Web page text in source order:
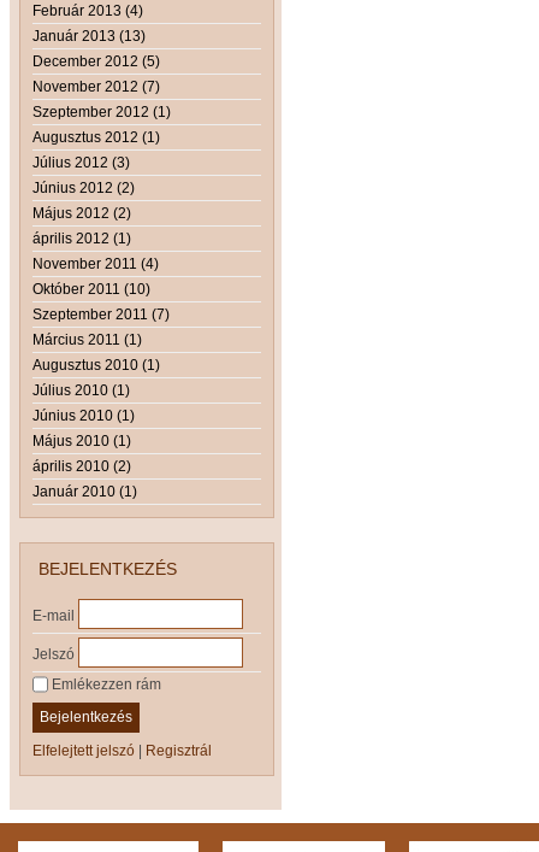
Február 2013 (4)
Január 2013 (13)
December 2012 (5)
November 2012 (7)
Szeptember 2012 (1)
Augusztus 2012 (1)
Július 2012 (3)
Június 2012 (2)
Május 2012 (2)
április 2012 (1)
November 2011 (4)
Október 2011 (10)
Szeptember 2011 (7)
Március 2011 (1)
Augusztus 2010 (1)
Július 2010 (1)
Június 2010 (1)
Május 2010 (1)
április 2010 (2)
Január 2010 (1)
BEJELENTKEZÉS
E-mail
Jelszó
Emlékezzen rám
Bejelentkezés
Elfelejtett jelszó | Regisztrál